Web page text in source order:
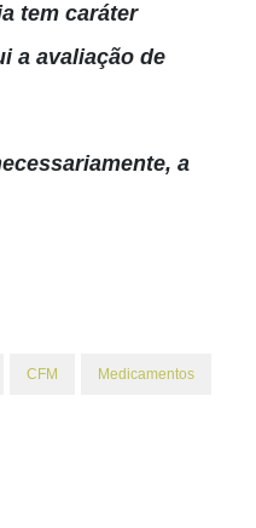
tem caráter
a avaliação de
a
CFM Medicamentos